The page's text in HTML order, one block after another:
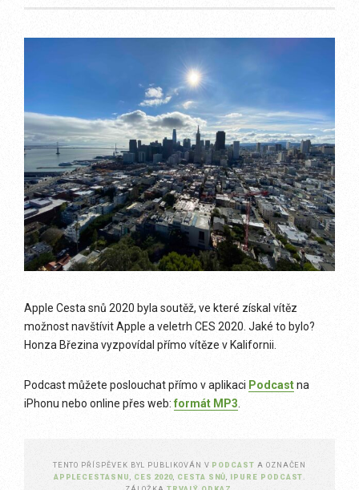
Apple Cesta snů 2020 byla soutěž, ve které získal vítěz
možnost navštívit Apple a veletrh CES 2020. Jaké to bylo?
Honza Březina vyzpovídal přímo vítěze v Kalifornii.
Podcast můžete poslouchat přímo v aplikaci Podcastna
iPhonu nebo online přes web:formát MP3
TENTO PŘÍSPĚVEK BYL PUBLIKOVÁN V PODCAST A OZNAČEN
APPLECESTASNU
CES 2020 CESTA SNŮ IPURE PODCAST